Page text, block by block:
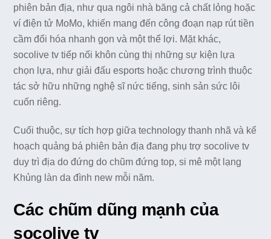
phiên bản địa, như qua ngôi nhà băng cả chất lỏng hoặc
ví điện tử MoMo, khiến mang đến công đoạn nạp rút tiền
cầm đổi hóa nhanh gọn và một thể lợi. Mặt khác,
socolive tv tiếp nối khôn cùng thị những sự kiện lựa
chọn lựa, như giải đấu esports hoặc chương trình thuộc
tác sở hữu những nghệ sĩ nức tiếng, sinh sản sức lôi
cuốn riêng.
Cuối thuộc, sự tích hợp giữa technology thanh nhã và kế
hoạch quảng bá phiên bản địa đang phụ trợ socolive tv
duy trì địa do đứng do chũm đứng top, si mê một lạng
Khủng làn da đình new mỗi năm.
Các chũm dũng mạnh của
socolive tv